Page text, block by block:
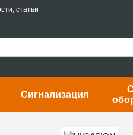
статьи
Сигнализация